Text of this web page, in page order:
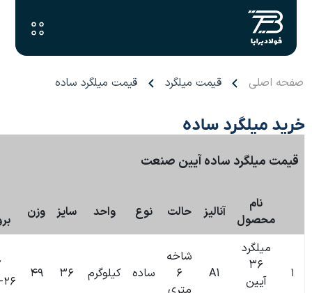
میلگرد قیمت میلگرد ساده
آیین صنعت
نوع واحد سایز وزن
تاریخ
بروزرسانی
قیمت
۶
ساده کیلوگرم ۳۶ ۴۹
۰۹:۵۷
۱۴۰۴-۰۶-۲۶
تومان